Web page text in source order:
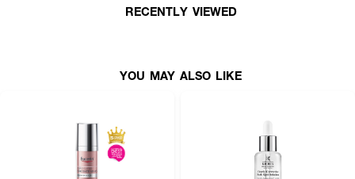
· เสริมเกราะป้องกันผิวและเติมเต็มความชุ่มชื้น
RECENTLY VIEWED
YOU MAY ALSO LIKE